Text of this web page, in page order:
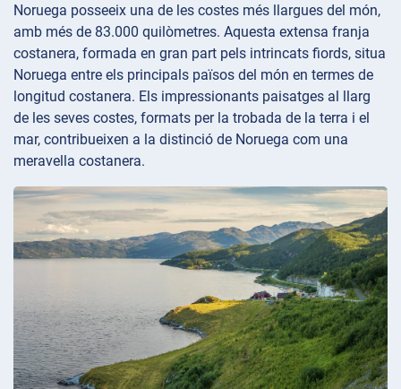
Noruega posseeix una de les costes més llargues del món,
amb més de 83.000 quilòmetres. Aquesta extensa franja
costanera, formada en gran part pels intrincats fiords, situa
Noruega entre els principals països del món en termes de
longitud costanera. Els impressionants paisatges al llarg
de les seves costes, formats per la trobada de la terra i el
mar, contribueixen a la distinció de Noruega com una
meravella costanera.